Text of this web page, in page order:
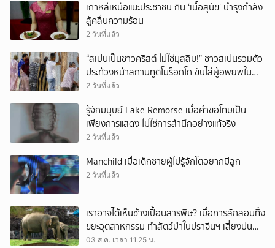
เกาหลีเหนือแนะประชาชน กิน ‘เนื้อสุนัข’ บำรุงกำลัง
สู้คลื่นความร้อน
2 วันที่แล้ว
“สเปนเป็นชาวคริสต์ ไม่ใช่มุสลิม!” ชาวสเปนรวมตัว
ประท้วงหน้าสถานทูตโมร็อกโก ขับไล่ผู้อพยพใน
เมืองเซวตาออกนอกประเทศ
2 วันที่แล้ว
รู้จักมนุษย์ Fake Remorse เมื่อคำขอโทษเป็น
เพียงการแสดง ไม่ใช่การสำนึกอย่างแท้จริง
2 วันที่แล้ว
Manchild เมื่อเด็กชายผู้ไม่รู้จักโตอยากมีลูก
2 วันที่แล้ว
เราอาจได้เห็นช้างเปื้อนสารพิษ? เมื่อการลักลอบทิ้ง
ขยะอุตสาหกรรม ทำสัตว์ป่าในปราจีนฯ เสี่ยงปน
เปื้อน
03 ส.ค. เวลา 11.25 น.